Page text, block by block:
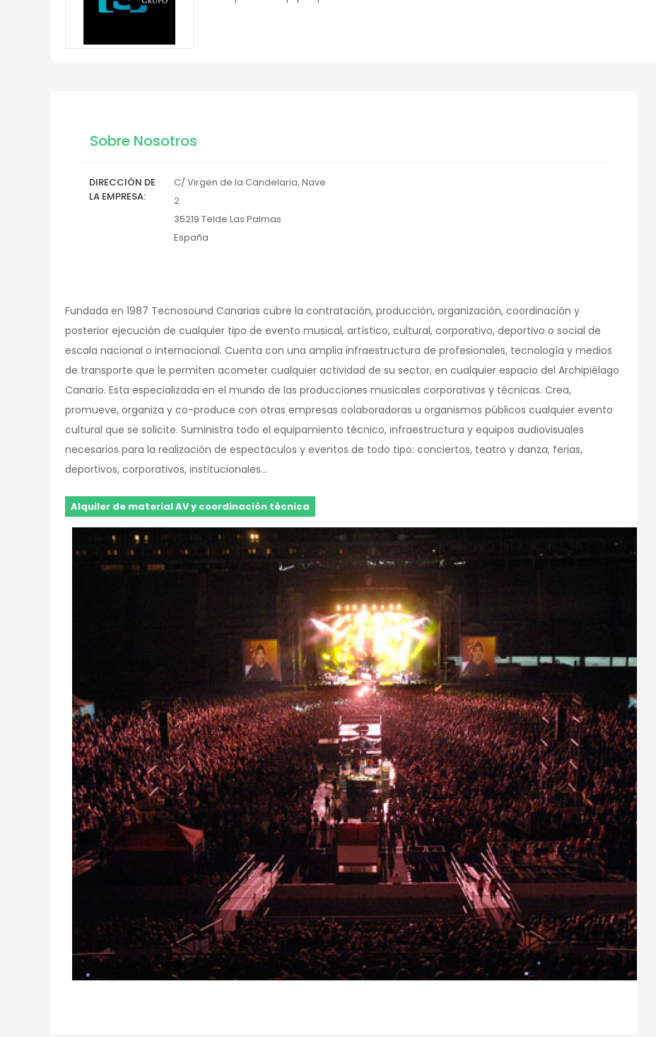
Sobre Nosotros
DIRECCIÓN DE
LA EMPRESA
C/ Virgen de la Candelaria, Nave
2
35219 Telde Las Palmas
España
Fundada en 1987 Tecnosound Canarias cubre la contratación, producción, organización, coordinación y
posterior ejecución de cualquier tipo de evento musical, artístico, cultural, corporativo, deportivo o social de
escala nacional o internacional. Cuenta con una amplia infraestructura de profesionales, tecnología y medios
de transporte que le permiten acometer cualquier actividad de su sector, en cualquier espacio del Archipiélago
Canario. Esta especializada en el mundo de las producciones musicales corporativas y técnicas. Crea,
promueve, organiza y co-produce con otras empresas colaboradoras u organismos públicos cualquier evento
cultural que se solicite. Suministra todo el equipamiento técnico, infraestructura y equipos audiovisuales
necesarios para la realización de espectáculos y eventos de todo tipo: conciertos, teatro y danza, ferias,
deportivos, corporativos, institucionales…
Alquiler de material AV y coordinación técnica